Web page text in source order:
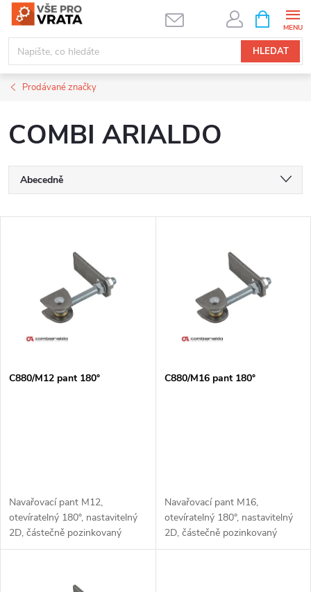
Přejít
obsah
HLEDAT
NÁKUPNÍ
KOŠÍK
Prodávané značky
COMBI ARIALDO
Ř
a
p
d
u
Abecedně
Nejprodávanější
s
d
u
C880/M12 pant 180°
Navařovací pant M12,
otevíratelný 180°, nastavitelný
2D, částečně pozinkovaný
C880/M16 pant 180°
Navařovací pant M16,
otevíratelný 180°, nastavitelný
2D, částečně pozinkovaný